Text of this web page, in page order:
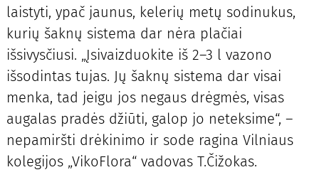
laistyti, ypač jaunus, kelerių metų sodinukus,
kurių šaknų sistema dar nėra plačiai
išsivysčiusi. „Įsivaizduokite iš 2–3 l vazono
išsodintas tujas. Jų šaknų sistema dar visai
menka, tad jeigu jos negaus drėgmės, visas
augalas pradės džiūti, galop jo neteksime“, –
nepamiršti drėkinimo ir sode ragina Vilniaus
kolegijos „VikoFlora“ vadovas T.Čižokas.